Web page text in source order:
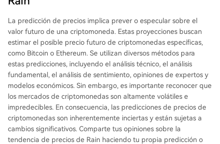
La predicción de precios implica prever o especular sobre el
valor futuro de una criptomoneda. Estas proyecciones buscan
estimar el posible precio futuro de criptomonedas específicas,
como Bitcoin o Ethereum. Se utilizan diversos métodos para
estas predicciones, incluyendo el análisis técnico, el análisis
fundamental, el análisis de sentimiento, opiniones de expertos y
modelos económicos. Sin embargo, es importante reconocer que
los mercados de criptomonedas son altamente volátiles e
impredecibles. En consecuencia, las predicciones de precios de
criptomonedas son inherentemente inciertas y están sujetas a
cambios significativos. Comparte tus opiniones sobre la
tendencia de precios de Rain haciendo tu propia predicción o